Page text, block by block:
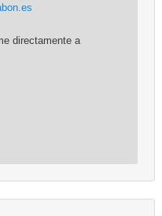
directamente a